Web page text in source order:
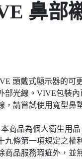
鼻部
頭戴式顯示器的可
部光線。VIVE包裝
，請嘗試使用寬型鼻
商品為個人衛生用
九條第一項規定之權
商品服務瑕疵外，並